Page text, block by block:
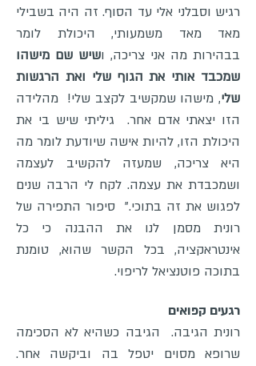
רגיש וסבלני אלי עד הסוף. זה היה בשבילי
מאד מאד משמעותי, היכולת לומר
בבהירות מה אני צריכה, ושיש שם מישהו
שמכבד אותי את הגוף שלי ואת הרגשות
שלי, מישהו שמקשיב לקצב שלי! מהלידה
הזו יצאתי אדם אחר. גיליתי שיש בי את
היכולת הזו, להיות אישה שיודעת לומר מה
היא צריכה, שמעזה להקשיב לעצמה
ושמכבדת את עצמה. לקח לי הרבה שנים
לפגוש את זה בתוכי." סיפור התפירה של
רונית מסמן לנו את ההבנה כי כל
אינטראקציה, בכל הקשר שהוא, טומנת
בתוכה פוטנציאל לריפוי.
רגעים קפואים
רונית הגיבה. הגיבה כשהיא לא הסכימה
שרופא מסוים יטפל בה וביקשה אחר.